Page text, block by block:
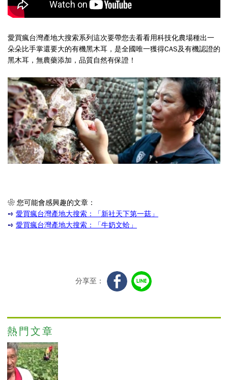
愛買瘋台灣產地大搜索系列這次要帶您去看看用科技化農場種出一
朵朵比手掌還要大的有機黑木耳，是全國唯一獲得CAS及有機認證的
黑木耳，無農藥添加，品質自然有保證！
❀ 您可能會感興趣的文章：
➺ 愛買瘋台灣產地大搜索：「新社天下第一菇」
➺ 愛買瘋台灣產地大搜索：「牛奶文蛤」
分享至：
熱門文章